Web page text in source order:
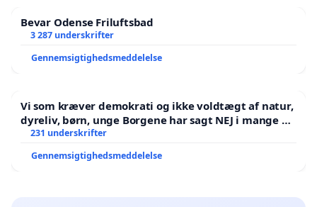
Bevar Odense Friluftsbad
3 287 underskrifter
Gennemsigtighedsmeddelelse
Vi som kræver demokrati og ikke voldtægt af natur,
dyreliv, børn, unge Borgene har sagt NEJ i mange år.
Der er
231 underskrifter
Gennemsigtighedsmeddelelse